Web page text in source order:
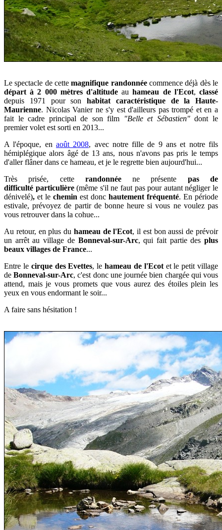
Le spectacle de cettemagnifique randonnéecommence déjà dès le
départ à 2 000 mètres d'altitude auhameau de l'Ecot,classé
depuis 1971 pour son habitat caractéristique de la Haute-
Maurienne. Nicolas Vanier ne s'y est d'ailleurs pas trompé et en a
fait le cadre principal de son film
"Belle et Sébastien"dont le
premier volet est sorti en 2013...
A l'époque, en août 2008, avec notre fille de 9 ans et notre fils
hémiplégique alors âgé de 13 ans, nous n'avons pas pris le temps
d'aller flâner dans ce hameau, et je le regrette bien aujourd'hui...
Très prisée, cette randonnéene présente pas de
difficulté particulière(même s'il ne faut pas pour autant négliger le
dénivelé), et le chemin est donc hautement fréquenté. En période
estivale, prévoyez de partir de bonne heure si vous ne voulez pas
vous retrouver dans la cohue...
Au retour, en plus du hameau de l'Ecot, il est bon aussi de prévoir
un arrêt au village de Bonneval-sur-Arc, qui fait partie des plus
beaux villages de France...
Entre le cirque des Evettes, lehameau de l'Ecotet le petit village
deBonneval-sur-Arc, c'est donc une journée bien chargée qui vous
attend, mais je vous promets que vous aurez des étoiles plein les
yeux en vous endormant le soir...
A faire sans hésitation !